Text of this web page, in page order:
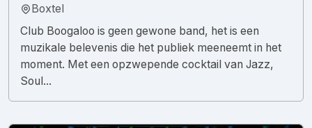
Boxtel
Club Boogaloo is geen gewone band, het is een
muzikale belevenis die het publiek meeneemt in het
moment. Met een opzwepende cocktail van Jazz,
Soul...